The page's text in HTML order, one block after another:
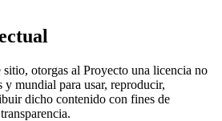
otorgas al Proyecto una licencia no
mundial para usar, reproducir,
dicho contenido con fines de